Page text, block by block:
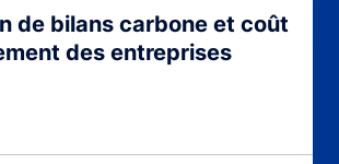
de bilans carbone et coût
des entreprises